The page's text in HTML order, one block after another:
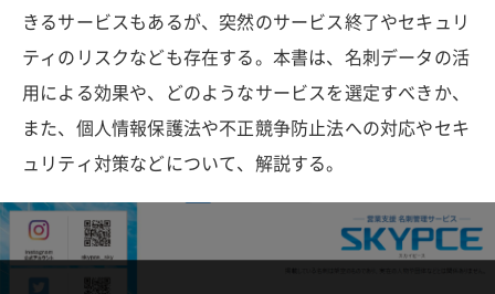
きるサービスもあるが、突然のサービス終了やセキュリ
ティのリスクなども存在する。本書は、名刺データの活
用による効果や、どのようなサービスを選定すべきか、
また、個人情報保護法や不正競争防止法への対応やセキ
ュリティ対策などについて、解説する。